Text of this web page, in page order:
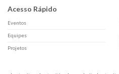
Acesso Rápido
Eventos
Equipes
Projetos